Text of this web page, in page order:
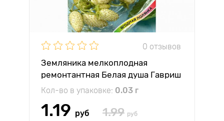
0 отзывов
Земляника мелкоплодная
ремонтантная Белая душа Гавриш
Кол-во в упаковке: 0.03 г
1.19 руб 1.99 руб